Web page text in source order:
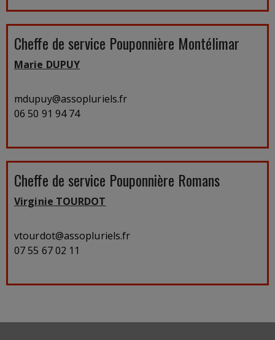
Cheffe de service Pouponnière Montélimar
Marie DUPUY
mdupuy@assopluriels.fr
06 50 91 94 74
Cheffe de service Pouponnière Romans
Virginie TOURDOT
vtourdot@assopluriels.fr
07 55 67 02 11